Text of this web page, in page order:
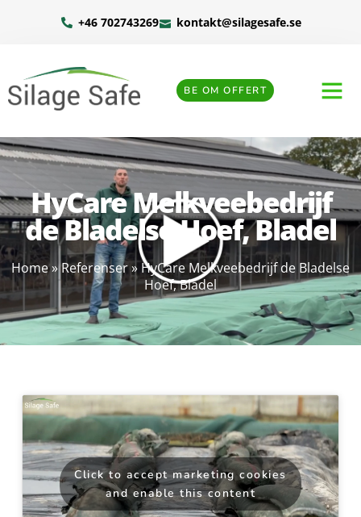
+46 702743269 kontakt@silagesafe.se
BE OM OFFERT
HyCare Melkveebedrijf
de Bladelse Hoef, Bladel
Home»Referenser»HyCare Melkveebedrijf de Bladelse
Hoef, Bladel
Click to accept marketing cookies
and enable this content